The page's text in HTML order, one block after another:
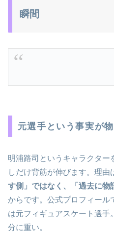
瞬間
元選手という事実が
明浦路司というキャラクタ
しだけ背筋が伸びます。理由
す側」ではなく、「過去に物
からです。公式プロフィール
は元フィギュアスケート選
分に重い。